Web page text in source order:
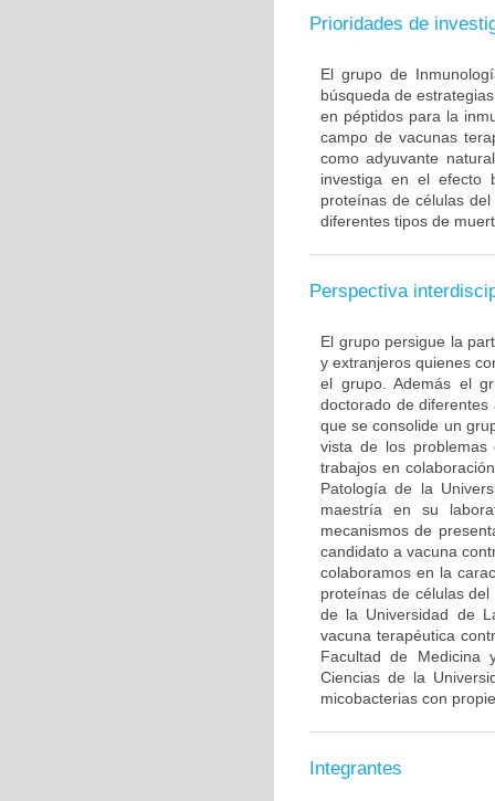
Prioridades de
El grupo de
búsqueda de
en péptidos para la
campo de vacunas
como adyuvante
investiga en el efecto
proteínas de células
diferentes tipos de
Perspectiva
El grupo persigue la
y extranjeros quienes
el grupo. Además el
doctorado de
que se consolide un
vista de los problemas
trabajos en
Patología de la
maestría en su
mecanismos de
candidato a vacuna
colaboramos en la
proteínas de células
de la Universidad de
vacuna terapéutica
Facultad de Medicina
Ciencias de la
micobacterias con
Integrantes